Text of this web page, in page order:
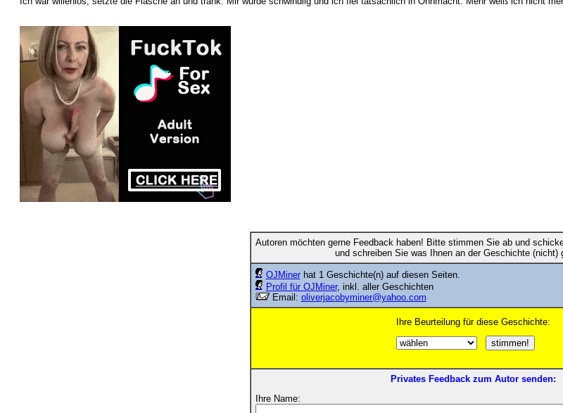
Autoren möchten gerne Feedback haben! Bitte stimmen Sie ab und
und schreiben Sie was Ihnen an der Geschichte (nicht)
OJMinerhat 1 Geschichte(n) auf diesen Seiten.
Profil für OJMiner, inkl. aller Geschichten
Email: oliverjacobyminer@yahoo.com
Ihre Beurteilung für diese Geschichte:
Privates Feedback zum Autor senden:
Ihre Name: